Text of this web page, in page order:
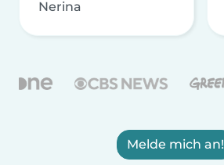
Nerina
Melde mich an!